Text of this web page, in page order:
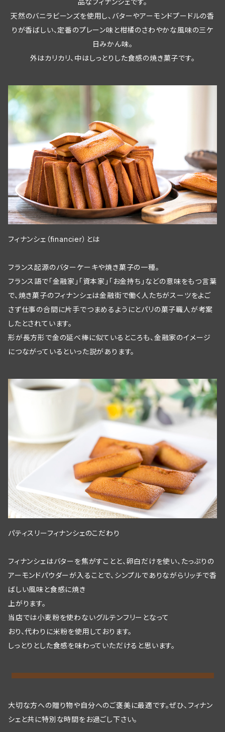
天然のバニラビーンズを使用し、バターやアーモンドプードルの香
りが香ばしい、定番のプレーン味と柑橘のさわやかな風味の三ケ
日みかん味。
外はカリカリ、中はしっとりした食感の焼き菓子です。
フィナンシェ（financier）とは
フランス起源のバターケーキや焼き菓子の一種。
フランス語で「金融家」「資本家」「お金持ち」などの意味をもつ言葉
で、焼き菓子のフィナンシェは金融街で働く人たちがスーツをよご
さず仕事の合間に片手でつまめるようにとパリの菓子職人が考案
したとされています。
形が長方形で金の延べ棒に似ているところも、金融家のイメージ
につながっているといった説があります。
パティスリーフィナンシェのこだわり
フィナンシェはバターを焦がすことと、卵白だけを使い、たっぷりの
アーモンドパウダーが入ることで、シンプルでありながらリッチで香
ばしい風味と食感に焼き
上がります。
当店では小麦粉を使わないグルテンフリーとなって
おり、代わりに米粉を使用しております。
しっとりとした食感を味わっていただけると思います。
大切な方への贈り物や自分へのご褒美に最適です。ぜひ、フィナン
シェと共に特別な時間をお過ごし下さい。